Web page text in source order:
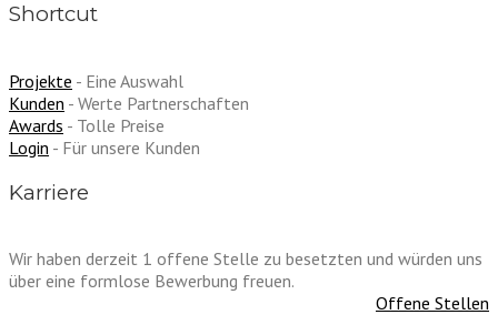
Shortcut
Projekte - Eine Auswahl
Kunden - Werte Partnerschaften
Awards - Tolle Preise
Login - Für unsere Kunden
Karriere
Wir haben derzeit 1 offene Stelle zu besetzten und würden uns
über eine formlose Bewerbung freuen.
Offene Stellen